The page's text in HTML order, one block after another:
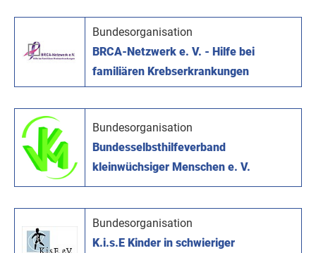
Bundesorganisation
BRCA-Netzwerk e. V. - Hilfe bei
familiären Krebserkrankungen
Bundesorganisation
Bundesselbsthilfeverband
kleinwüchsiger Menschen e. V.
Bundesorganisation
K.i.s.E Kinder in schwieriger